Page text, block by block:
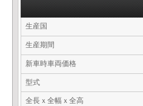
生産国
生産期間
新車時車両価格
型式
全長ｘ全幅ｘ全高